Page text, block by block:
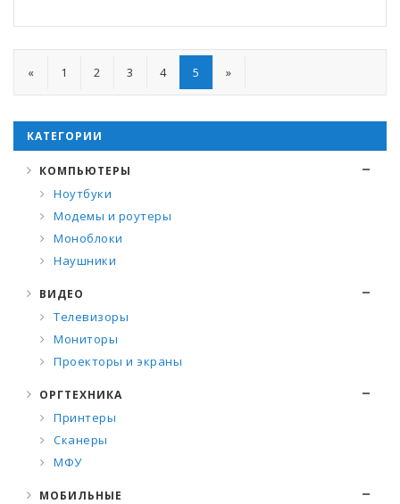
« 1 2 3 4 5 »
КАТЕГОРИИ
КОМПЬЮТЕРЫ
Ноутбуки
Модемы и роутеры
Моноблоки
Наушники
ВИДЕО
Телевизоры
Мониторы
Проекторы и экраны
ОРГТЕХНИКА
Принтеры
Сканеры
МФУ
МОБИЛЬНЫЕ